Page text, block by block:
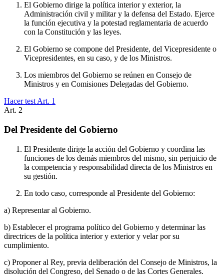
El Gobierno dirige la política interior y exterior, la
Administración civil y militar y la defensa del Estado. Ejerce
la función ejecutiva y la potestad reglamentaria de acuerdo
con la Constitución y las leyes.
El Gobierno se compone del Presidente, del Vicepresidente o
Vicepresidentes, en su caso, y de los Ministros.
Los miembros del Gobierno se reúnen en Consejo de
Ministros y en Comisiones Delegadas del Gobierno.
Hacer test Art. 1
Art. 2
Del Presidente del Gobierno
El Presidente dirige la acción del Gobierno y coordina las
funciones de los demás miembros del mismo, sin perjuicio de
la competencia y responsabilidad directa de los Ministros en
su gestión.
En todo caso, corresponde al Presidente del Gobierno:
a) Representar al Gobierno.
b) Establecer el programa político del Gobierno y determinar las
directrices de la política interior y exterior y velar por su
cumplimiento.
c) Proponer al Rey, previa deliberación del Consejo de Ministros, la
disolución del Congreso, del Senado o de las Cortes Generales.